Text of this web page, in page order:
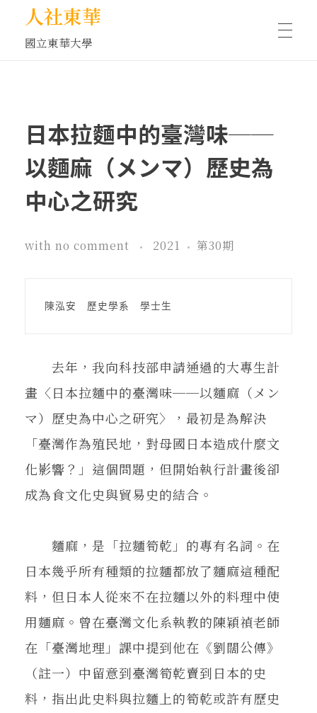
人社東華
國立東華大學
藝文空間
文化沙龍
書評書介
東華風景
日本拉麵中的臺灣味──
以麵麻（メンマ）歷史為
中心之研究
with no comment 2021 第30期
陳泓安　歷史學系　學士生
去年，我向科技部申請通過的大專生計
畫〈日本拉麵中的臺灣味──以麵麻（メン
マ）歷史為中心之研究〉，最初是為解決
「臺灣作為殖民地，對母國日本造成什麼文
化影響？」這個問題，但開始執行計畫後卻
成為食文化史與貿易史的結合。
麵麻，是「拉麵筍乾」的專有名詞。在
日本幾乎所有種類的拉麵都放了麵麻這種配
料，但日本人從來不在拉麵以外的料理中使
用麵麻。曾在臺灣文化系執教的陳穎禎老師
在「臺灣地理」課中提到他在《劉闊公傳》
（註一）中留意到臺灣筍乾賣到日本的史
料，指出此史料與拉麵上的筍乾或許有歷史